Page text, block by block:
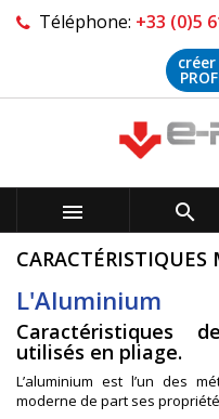
Téléphone: +33 (0)5
 
CARACTÉRISTIQUES
L'Aluminium
Caractéristiques
utilisés en pliage.
L’aluminium est l’un des
moderne de part ses